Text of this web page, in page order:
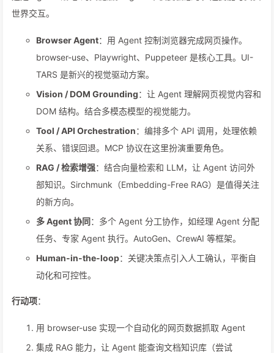
世界交互。
Browser Agent：用 Agent 控制浏览器完成网页操作。
browser-use、Playwright、Puppeteer 是核心工具。UI-
TARS 是新兴的视觉驱动方案。
Vision / DOM Grounding：让 Agent 理解网页视觉内容和
DOM 结构。结合多模态模型的视觉能力。
Tool / API Orchestration：编排多个 API 调用，处理依赖
关系、错误回退。MCP 协议在这里扮演重要角色。
RAG / 检索增强：结合向量检索和 LLM，让 Agent 访问外
部知识。Sirchmunk（Embedding-Free RAG）是值得关注
的新方向。
多 Agent 协同：多个 Agent 分工协作，如经理 Agent 分配
任务、专家 Agent 执行。AutoGen、CrewAI 等框架。
Human-in-the-loop：关键决策点引入人工确认，平衡自
动化和可控性。
行动项：
用 browser-use 实现一个自动化的网页数据抓取 Agent
集成 RAG 能力，让 Agent 能查询文档知识库（尝试